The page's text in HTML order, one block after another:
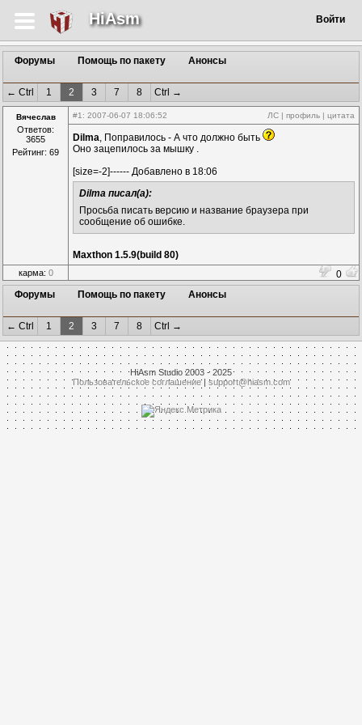
HiAsm Войти
Форумы Помощь по пакету Анонсы
← Ctrl 1 2 3 7 8 Ctrl →
Вячеслав
Ответов:
3655
Рейтинг: 69
#1 : 2007-06-07 18:06:52 ЛС | профиль | цитата
Dilma, Поправилось - А что должно быть
Оно зацепилось за мышку .
[size=-2]------ Добавлено в 18:06
Dilma писал(а):
Просьба писать версию и название браузера при
сообщение об ошибке.
Maxthon 1.5.9(build 80)
карма: 0
0
Форумы
Помощь по пакету Анонсы
← Ctrl 1 2 3 7 8 Ctrl →
HiAsm Studio 2003 - 2025
Пользовательское соглашение| support@hiasm.com